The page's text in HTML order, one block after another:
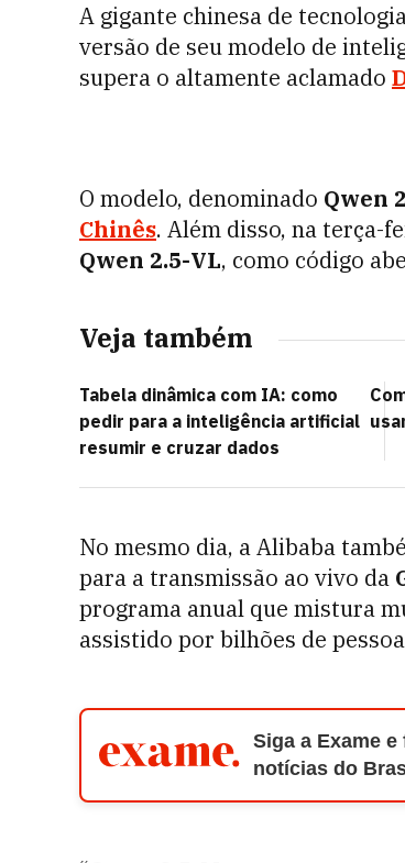
A gigante chinesa de
versão de seu modelo de
supera o altamente aclamado
O modelo, denominado Qwen
Chinês. Além disso, na terça-
Qwen 2.5-VL, como código
Veja também
Tabela dinâmica com IA: como
pedir para a inteligência artificial
resumir e cruzar dados
No mesmo dia, a Alibaba
para a transmissão ao vivo da
programa anual que mistura
assistido por bilhões de
Siga a Exame
notícias do